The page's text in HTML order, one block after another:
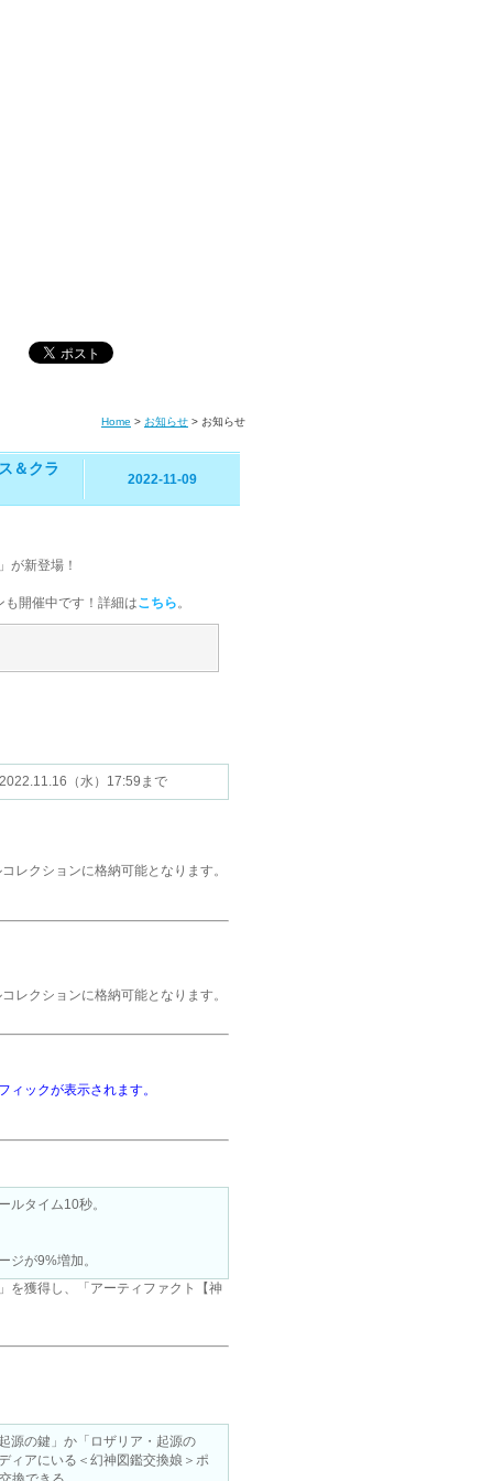
Home > お知らせ > お知らせ
＆クラ
2022-11-09
が新登場！
開催中です！詳細はこちら。
（水）17:59まで
レクションに格納可能となります。
レクションに格納可能となります。
ックが表示されます。
ルタイム10秒。
ジが9%増加。
を獲得し、「アーティファクト【神
源の鍵」か「ロザリア・起源の
ィアにいる＜幻神図鑑交換娘＞ポ